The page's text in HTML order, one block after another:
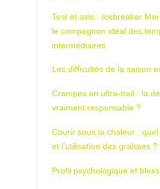
Test et avis : Icebreaker
le compagnon idéal des
intermédiaires
Les difficultés de la saison
Crampes en ultra-trail : la
vraiment responsable ?
Courir sous la chaleur :
et l’utilisation des graisses ?
Profil psychologique et